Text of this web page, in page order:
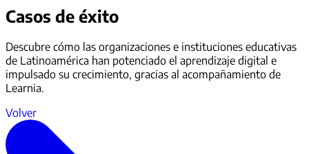
Casos de éxito
Descubre cómo las organizaciones e instituciones educativas
de Latinoamérica han potenciado el aprendizaje digital e
impulsado su crecimiento, gracias al acompañamiento de
Learnia.
Volver